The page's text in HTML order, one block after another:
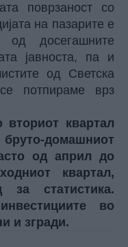
поврзаност со
на пазарите е
досегашните
јавноста, па и
од Светска
потпираме врз
вториот квартал
бруто-домашниот
од април до
квартал,
за статистика.
во
и згради.